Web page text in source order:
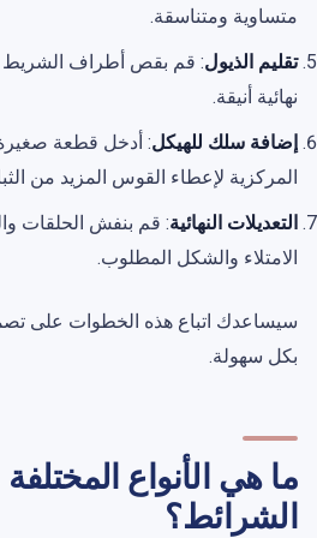
متساوية ومتناسقة.
تقليم الذيول: قم بقص أطراف الشريط
نهائية أنيقة.
إضافة سلك للهيكل: أدخل قطعة
المركزية لإعطاء القوس المزيد من
التعديلات النهائية: قم بنفش الحلقات
الامتلاء والشكل المطلوب.
سيساعدك اتباع هذه الخطوات على
بكل سهولة.
ما هي الأنواع
الشرائط؟